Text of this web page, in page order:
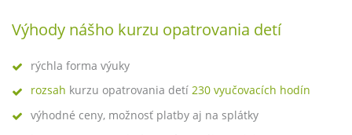
Výhody nášho kurzu opatrovania detí
rýchla forma výuky
rozsah kurzu opatrovania detí 230 vyučovacích hodín
výhodné ceny, možnosť platby aj na splátky